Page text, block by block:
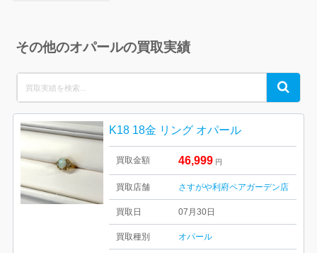
その他のオパールの買取実績
for:
Search
K18 18金 リング オパール
買取金額 46,999 円
買取店舗 さすがや利府ペアガーデン店
買取日 07月30日
買取種別 オパール